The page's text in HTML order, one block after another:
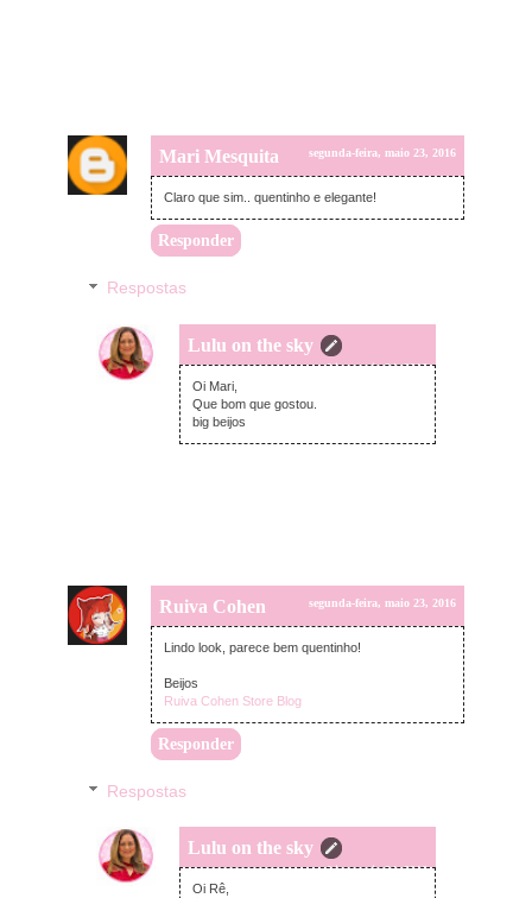
Mari Mesquita segunda-feira, maio 23, 2016
Claro que sim.. quentinho e elegante!
Responder
Respostas
Lulu on the sky
terça-feira, maio 24, 2016
Oi Mari,
Que bom que gostou.
big beijos
Ruiva Cohen segunda-feira, maio 23, 2016
Lindo look, parece bem quentinho!
Beijos
Ruiva Cohen Store Blog
Responder
Respostas
Lulu on the sky
terça-feira, maio 24, 2016
Oi Rê,